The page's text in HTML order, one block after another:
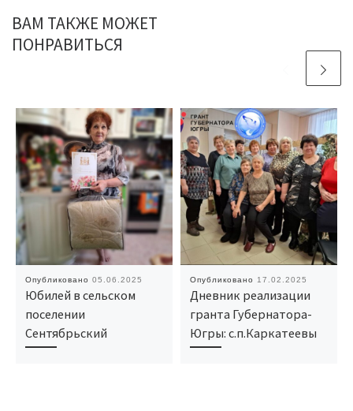
ВАМ ТАКЖЕ МОЖЕТ
ПОНРАВИТЬСЯ
Опубликовано 05.06.2025
Юбилей в сельском
поселении
Сентябрьский
Опубликовано 17.02.2025
Дневник реализации
гранта Губернатора-
Югры: с.п.Каркатеевы